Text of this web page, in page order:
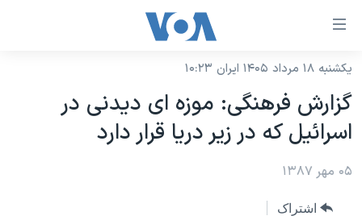
لینکهای
دسترسی
جهش
به
محتوای
اصلی
جهش
نسخه سبک وب‌سایت
موضوع ها
ایران
آمریکا
برنامه های تلویزیونی
جدول برنامه ها
یکشنبه ۱۸ مرداد ۱۴۰۵ ایران ۱۰:۲۳
گزارش فرهنگی: موزه ای ديدنی در
اسرائيل که در زیر دریا قرار دارد
۰۵ مهر ۱۳۸۷
اشتراک